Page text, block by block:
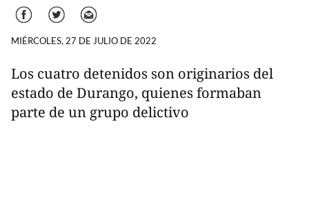
Facebook Twitter Correo
MIÉRCOLES, 27 DE JULIO DE 2022
Los cuatro detenidos son originarios del
estado de Durango, quienes formaban
parte de un grupo delictivo